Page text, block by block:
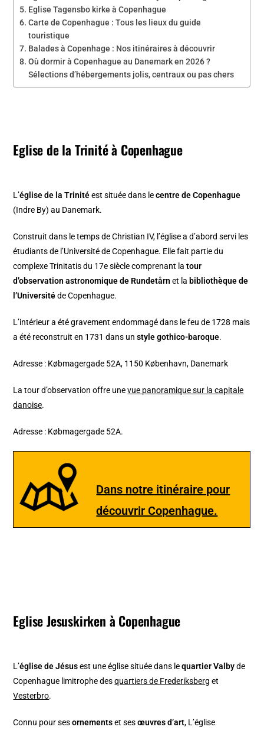
Eglise Tagensbo kirke à Copenhague
Carte de Copenhague : Tous les lieux du guide
touristique
Balades à Copenhage : Nos itinéraires à découvrir
Où dormir à Copenhague au Danemark en 2026 ?
Sélections d’hébergements jolis, centraux ou pas chers
Eglise de la Trinité à Copenhague
L’église de la Trinitéest située dans lecentre de Copenhague
(Indre By) au Danemark.
Construit dans le temps de Christian IV, l’église a d’abord servi les
étudiants de l’Université de Copenhague. Elle fait partie du
complexe Trinitatis du 17e siècle comprenant latour
d’observation astronomique de Rundetårn et labibliothèque de
l’Universitéde Copenhague.
L’intérieur a été gravement endommagé dans le feu de 1728 mais
a été reconstruit en 1731 dans unstyle gothico-baroque.
Adresse : Købmagergade 52A, 1150 København, Danemark
La tour d’observation offre unevue panoramique sur la capitale
danoise.
Adresse : Købmagergade 52A.
Dans notre itinéraire pour
découvrir Copenhague.
Eglise Jesuskirken à Copenhague
L’église de Jésusest une église située dans lequartier Valbyde
Copenhague limitrophe desquartiers de Frederiksberg et
Vesterbro.
Connu pour sesornementset sesœuvres d’art, L’église